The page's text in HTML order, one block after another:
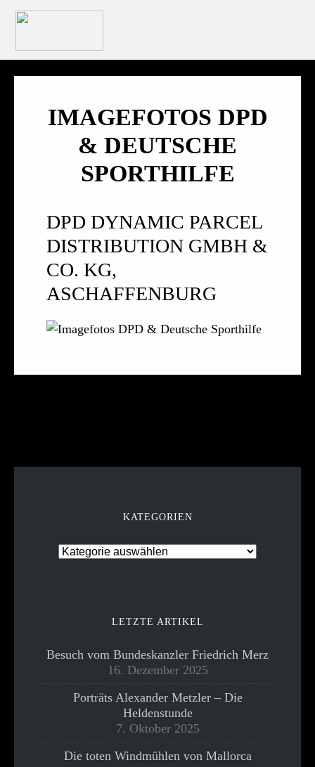
IMAGEFOTOS DPD
& DEUTSCHE
SPORTHILFE
DPD DYNAMIC PARCEL
DISTRIBUTION GMBH &
CO. KG,
ASCHAFFENBURG
KATEGORIEN
LETZTE ARTIKEL
Besuch vom Bundeskanzler Friedrich Merz
16. Dezember 2025
Porträts Alexander Metzler – Die
Heldenstunde
7. Oktober 2025
Die toten Windmühlen von Mallorca